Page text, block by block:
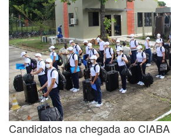
Candidatos na chegada ao CIABA